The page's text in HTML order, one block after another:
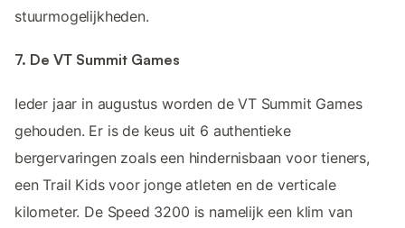
stuurmogelijkheden.
7. De VT Summit Games
Ieder jaar in augustus worden de VT Summit Games
gehouden. Er is de keus uit 6 authentieke
bergervaringen zoals een hindernisbaan voor tieners,
een Trail Kids voor jonge atleten en de verticale
kilometer. De Speed 3200 is namelijk een klim van